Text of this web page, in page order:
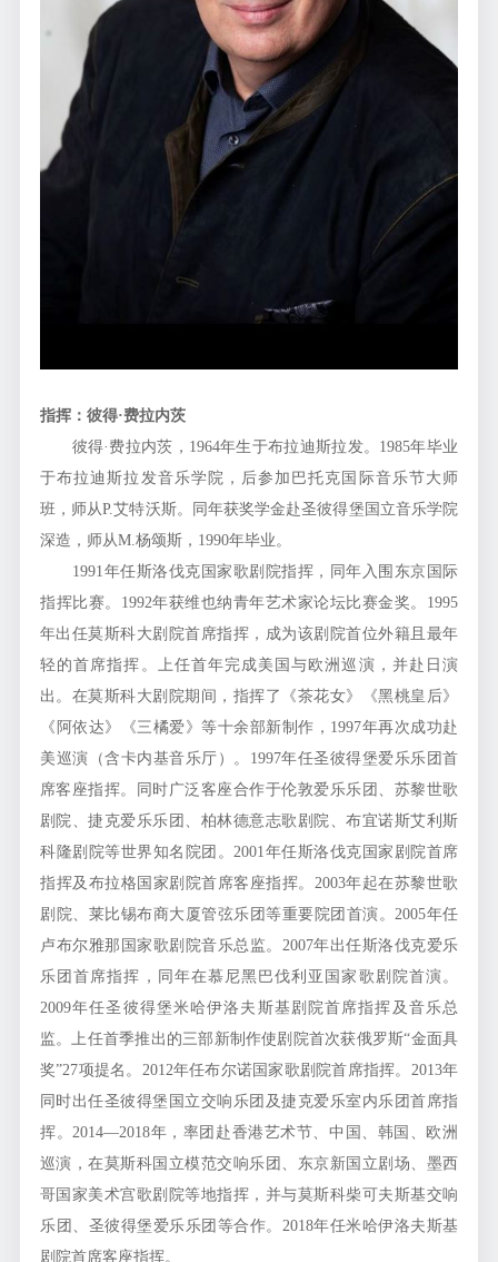
指挥：彼得·费拉内茨
彼得·费拉内茨，1964年生于布拉迪斯拉发。1985年毕业
于布拉迪斯拉发音乐学院，后参加巴托克国际音乐节大师
班，师从P.艾特沃斯。同年获奖学金赴圣彼得堡国立音乐学院
深造，师从M.杨颂斯，1990年毕业。
1991年任斯洛伐克国家歌剧院指挥，同年入围东京国际
指挥比赛。1992年获维也纳青年艺术家论坛比赛金奖。1995
年出任莫斯科大剧院首席指挥，成为该剧院首位外籍且最年
轻的首席指挥。上任首年完成美国与欧洲巡演，并赴日演
出。在莫斯科大剧院期间，指挥了《茶花女》《黑桃皇后》
《阿依达》《三橘爱》等十余部新制作，1997年再次成功赴
美巡演（含卡内基音乐厅）。1997年任圣彼得堡爱乐乐团首
席客座指挥。同时广泛客座合作于伦敦爱乐乐团、苏黎世歌
剧院、捷克爱乐乐团、柏林德意志歌剧院、布宜诺斯艾利斯
科隆剧院等世界知名院团。2001年任斯洛伐克国家剧院首席
指挥及布拉格国家剧院首席客座指挥。2003年起在苏黎世歌
剧院、莱比锡布商大厦管弦乐团等重要院团首演。2005年任
卢布尔雅那国家歌剧院音乐总监。2007年出任斯洛伐克爱乐
乐团首席指挥，同年在慕尼黑巴伐利亚国家歌剧院首演。
2009年任圣彼得堡米哈伊洛夫斯基剧院首席指挥及音乐总
监。上任首季推出的三部新制作使剧院首次获俄罗斯“金面具
奖”27项提名。2012年任布尔诺国家歌剧院首席指挥。2013年
同时出任圣彼得堡国立交响乐团及捷克爱乐室内乐团首席指
挥。2014—2018年，率团赴香港艺术节、中国、韩国、欧洲
巡演，在莫斯科国立模范交响乐团、东京新国立剧场、墨西
哥国家美术宫歌剧院等地指挥，并与莫斯科柴可夫斯基交响
乐团、圣彼得堡爱乐乐团等合作。2018年任米哈伊洛夫斯基
剧院首席客座指挥。